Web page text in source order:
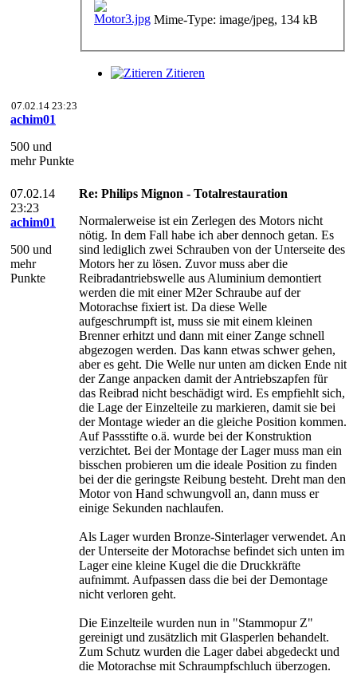
Mime-Type: image/jpeg, 134 kB
Zitieren
07.02.14 23:23
achim01
500 und
mehr Punkte
07.02.14
23:23
achim01
500 und
mehr
Punkte
Re: Philips Mignon - Totalrestauration
Normalerweise ist ein Zerlegen des Motors nicht
nötig. In dem Fall habe ich aber dennoch getan. Es
sind lediglich zwei Schrauben von der Unterseite des
Motors her zu lösen. Zuvor muss aber die
Reibradantriebswelle aus Aluminium demontiert
werden die mit einer M2er Schraube auf der
Motorachse fixiert ist. Da diese Welle
aufgeschrumpft ist, muss sie mit einem kleinen
Brenner erhitzt und dann mit einer Zange schnell
abgezogen werden. Das kann etwas schwer gehen,
aber es geht. Die Welle nur unten am dicken Ende nit
der Zange anpacken damit der Antriebszapfen für
das Reibrad nicht beschädigt wird. Es empfiehlt sich,
die Lage der Einzelteile zu markieren, damit sie bei
der Montage wieder an die gleiche Position kommen.
Auf Passstifte o.ä. wurde bei der Konstruktion
verzichtet. Bei der Montage der Lager muss man ein
bisschen probieren um die ideale Position zu finden
bei der die geringste Reibung besteht. Dreht man den
Motor von Hand schwungvoll an, dann muss er
einige Sekunden nachlaufen.
Als Lager wurden Bronze-Sinterlager verwendet. An
der Unterseite der Motorachse befindet sich unten im
Lager eine kleine Kugel die die Druckkräfte
aufnimmt. Aufpassen dass die bei der Demontage
nicht verloren geht.
Die Einzelteile wurden nun in "Stammopur Z"
gereinigt und zusätzlich mit Glasperlen behandelt.
Zum Schutz wurden die Lager dabei abgedeckt und
die Motorachse mit Schraumpfschluch überzogen.